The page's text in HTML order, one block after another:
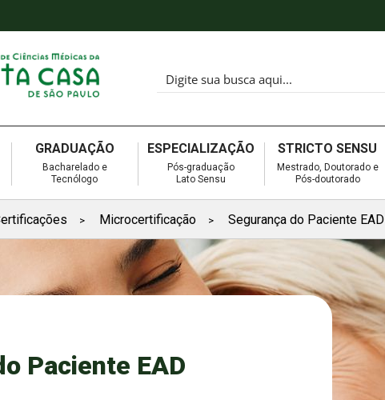
GRADUAÇÃO
Bacharelado e
Tecnólogo
ESPECIALIZAÇÃO
Pós-graduação
Lato Sensu
STRICTO SENSU
Mestrado, Doutorado e
Pós-doutorado
> Microcertificação > Segurança do Paciente EAD
Paciente EAD